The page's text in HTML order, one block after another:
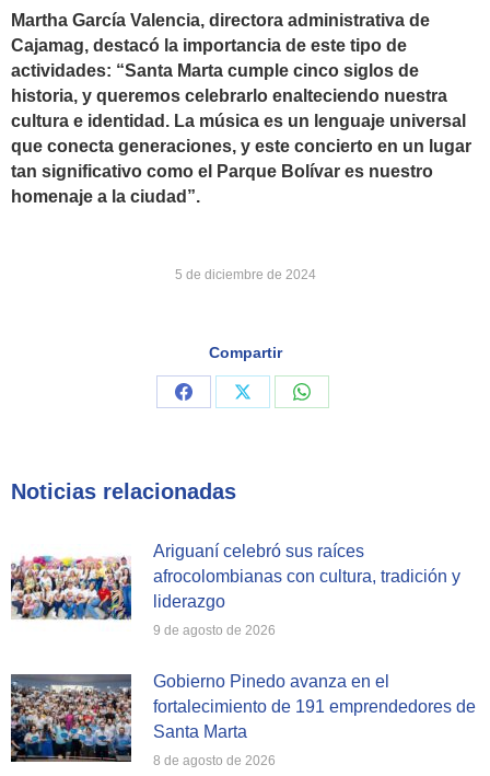
Martha García Valencia, directora administrativa de
Cajamag, destacó la importancia de este tipo de
actividades: “Santa Marta cumple cinco siglos de
historia, y queremos celebrarlo enalteciendo nuestra
cultura e identidad. La música es un lenguaje universal
que conecta generaciones, y este concierto en un lugar
tan significativo como el Parque Bolívar es nuestro
homenaje a la ciudad”.
5 de diciembre de 2024
Compartir
Share
Share
Share
Noticias relacionadas
Ariguaní celebró sus raíces
afrocolombianas con cultura, tradición y
liderazgo
9 de agosto de 2026
Gobierno Pinedo avanza en el
fortalecimiento de 191 emprendedores de
Santa Marta
8 de agosto de 2026